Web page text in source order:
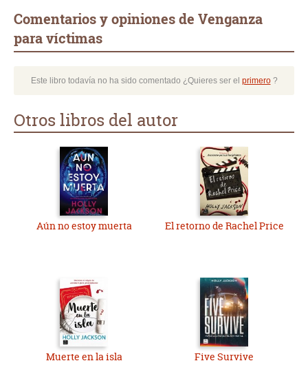
Comentarios y opiniones de Venganza
para víctimas
Este libro todavía no ha sido comentado ¿Quieres ser el primero?
Otros libros del autor
Aún no estoy muerta El retorno de Rachel Price
Muerte en la isla Five Survive